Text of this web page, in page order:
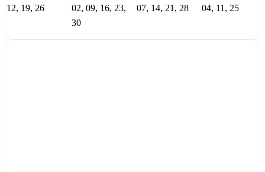
12, 19, 26
02, 09, 16, 23,
30
07, 14, 21, 28 04, 11, 25